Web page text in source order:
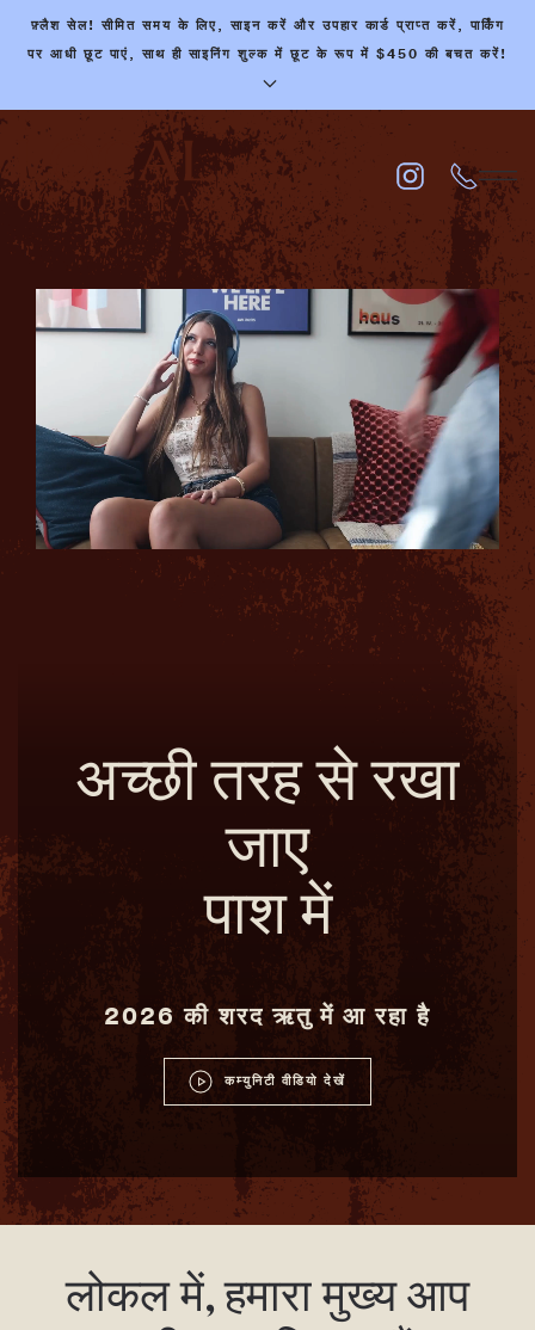
मुख्य
पर
फ़्लैश सेल! सीमित समय के लिए, साइन करें और उपहार कार्ड प्राप्त करें, पार्किंग
पर आधी छूट पाएं, साथ ही साइनिंग शुल्क में छूट के रूप में $450 की बचत करें!
अच्छी तरह से रखा
जाए
पाश में
2026 की शरद ऋतु में आ रहा है
कम्युनिटी वीडियो देखें
लोकल में, हमारा मुख्यआप